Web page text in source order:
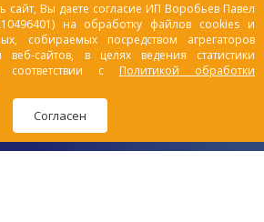
сайт, Вы даете согласие ИП Воробьев Павел
на обработку файлов cookies и
собираемых посредством агрегаторов
веб-сайтов, в целях ведения статистики
с Политикой обработки
Согласен